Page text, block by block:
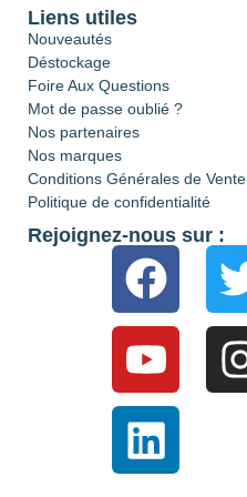
Liens utiles
Nouveautés
Déstockage
Foire Aux Questions
Mot de passe oublié ?
Nos partenaires
Nos marques
Conditions Générales de Vente
Politique de confidentialité
Rejoignez-nous sur :